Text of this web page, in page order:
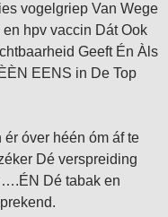
vogelgriep Van Wege
hpv vaccin Dát Ook
Geeft Én Àls
EENS in De Top
óver héén óm áf te
Dé verspreiding
Dé tabak en